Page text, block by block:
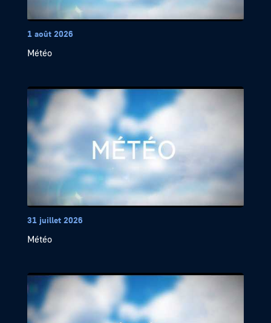
1 août 2026
Météo
31 juillet 2026
Météo